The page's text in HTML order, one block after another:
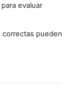
evaluar
correctas pueden